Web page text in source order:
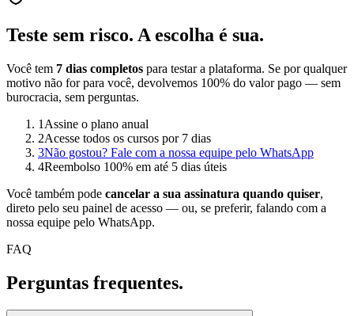
Teste sem risco. A escolha é sua.
Você tem 7 dias completos para testar a plataforma. Se por qualquer
motivo não for para você, devolvemos 100% do valor pago — sem
burocracia, sem perguntas.
1 Assine o plano anual
2Acesse todos os cursos por 7 dias
3Não gostou? Fale com a nossa equipe pelo WhatsApp
4Reembolso 100% em até 5 dias úteis
Você também pode cancelar a sua assinatura quando quiser,
direto pelo seu painel de acesso — ou, se preferir, falando com a
nossa equipe pelo WhatsApp.
FAQ
Perguntas frequentes.